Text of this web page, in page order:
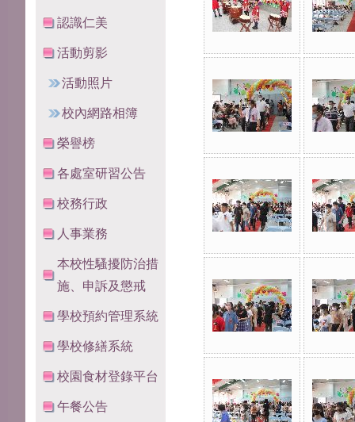
認識仁美
活動剪影
活動照片
校內網路相簿
榮譽榜
各處室研習公告
校務行政
人事業務
本校性騷擾防治措
施、申訴及懲戒
學校預約管理系統
學校修繕系統
校園食材登錄平台
午餐公告